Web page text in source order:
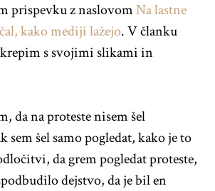
prispevku z naslovomNa lastne
kako mediji lažejo. V članku
s svojimi slikami in
da na proteste nisem šel
sem šel samo pogledat, kako je to
da grem pogledat proteste,
dejstvo, da je bil en